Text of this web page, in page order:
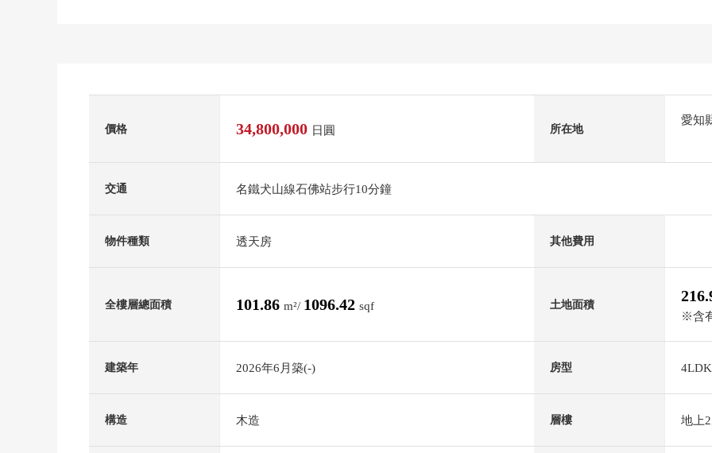
價格 34,800,000 日圓 所在地
愛知
交通 名鐵犬山線石佛站步行10分鐘
物件種類 透天房 其他費用
全樓層總面積 101.86 m²/ 1096.42 sqf 土地面積
※含
建築年 2026年6月築(-) 房型 4LDK
構造 木造 層樓 地上